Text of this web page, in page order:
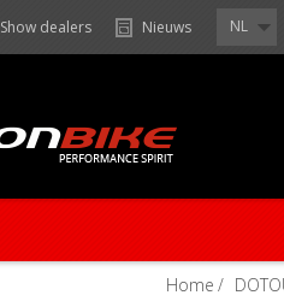
Show dealers Nieuws NL
Home /